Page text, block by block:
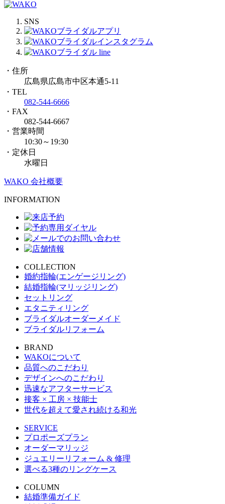
SNS
・住所
広島県広島市中区本通5-11
・TEL
082-544-6666
・FAX
082-544-6667
・営業時間
10:30～19:30
・定休日
水曜日
WAKO 会社概要
INFORMATION
COLLECTION
婚約指輪(エンゲージリング)
結婚指輪(マリッジリング)
セットリング
エタニティリング
ブライダルオーダーメイド
ブライダルリフォーム
BRAND
WAKOについて
品質へのこだわり
デザインへのこだわり
迅速なアフターサービス
接客 × 工房 × 技能士
世代を超えて愛され続ける和光
SERVICE
プロポーズプラン
オーダーマリッジ
ジュエリーリフォーム & 修理
選べる3種のリングケース
COLUMN
結婚準備ガイド